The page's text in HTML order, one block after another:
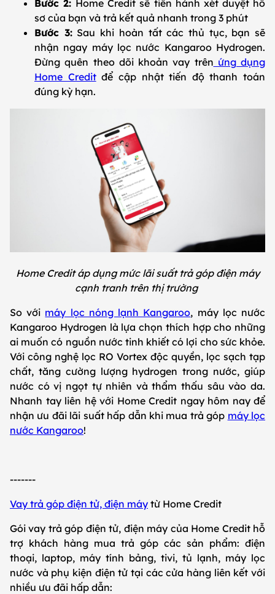
Bước 2: Home Credit sẽ tiến hành xét duyệt hồ
sơ của bạn và trả kết quả nhanh trong 3 phút
Bước 3:Sau khi hoàn tất các thủ tục, bạn sẽ
nhận ngay máy lọc nước Kangaroo Hydrogen.
Đừng quên theo dõi khoản vay trên ứng dụng
Home Creditđể cập nhật tiến độ thanh toán
đúng kỳ hạn.
Home Credit áp dụng mức lãi suất trả góp điện máy
cạnh tranh trên thị trường
So với máy lọc nóng lạnh Kangaroo, máy lọc nước
Kangaroo Hydrogen là lựa chọn thích hợp cho những
ai muốn có nguồn nước tinh khiết có lợi cho sức khỏe.
Với công nghệ lọc RO Vortex độc quyền, lọc sạch tạp
chất, tăng cường lượng hydrogen trong nước, giúp
nước có vị ngọt tự nhiên và thẩm thấu sâu vào da.
Nhanh tay liên hệ với Home Credit ngay hôm nay để
nhận ưu đãi lãi suất hấp dẫn khi mua trả góp máy lọc
nước Kangaroo!
-------
Vay trả góp điện tử, điện máy từ Home Credit
Gói vay trả góp điện tử, điện máy của Home Credit hỗ
trợ khách hàng mua trả góp các sản phẩm: điện
thoại, laptop, máy tính bảng, tivi, tủ lạnh, máy lọc
nước và phụ kiện điện tử tại các cửa hàng liên kết với
nhiều ưu đãi hấp dẫn: